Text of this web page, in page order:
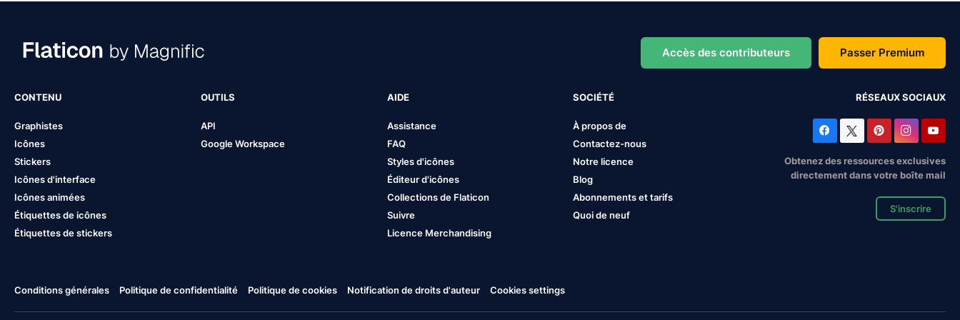
Accès des contributeurs Passer Premium
CONTENU
Graphistes
Icônes
Stickers
Icônes d'interface
Icônes animées
Étiquettes de icônes
Étiquettes de stickers
OUTILS
API
Google Workspace
AIDE
Assistance
FAQ
Styles d'icônes
Éditeur d'icônes
Collections de Flaticon
Suivre
Licence Merchandising
SOCIÉTÉ
À propos de
Contactez-nous
Notre licence
Blog
Abonnements et tarifs
Quoi de neuf
RÉSEAUX SOCIAUX
Obtenez des ressources exclusives
directement dans votre boîte mail
S'inscrire
Conditions générales Politique de confidentialité Politique de cookies Notification de droits d'auteur Cookies settings